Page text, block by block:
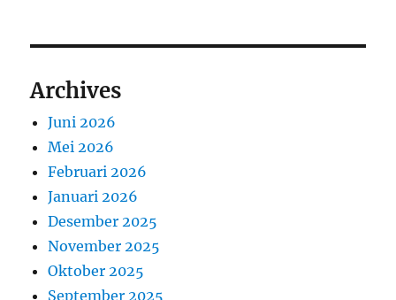
Archives
Juni 2026
Mei 2026
Februari 2026
Januari 2026
Desember 2025
November 2025
Oktober 2025
September 2025